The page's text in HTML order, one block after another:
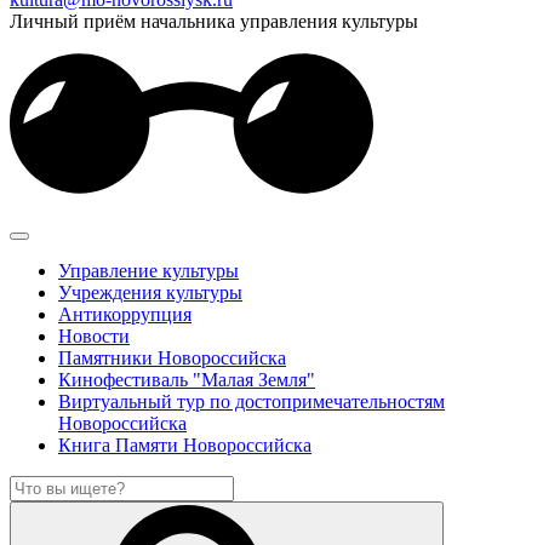
Личный приём начальника управления культуры
Управление культуры
Учреждения культуры
Антикоррупция
Новости
Памятники Новороссийска
Кинофестиваль "Малая Земля"
Виртуальный тур по достопримечательностям
Новороссийска
Книга Памяти Новороссийска